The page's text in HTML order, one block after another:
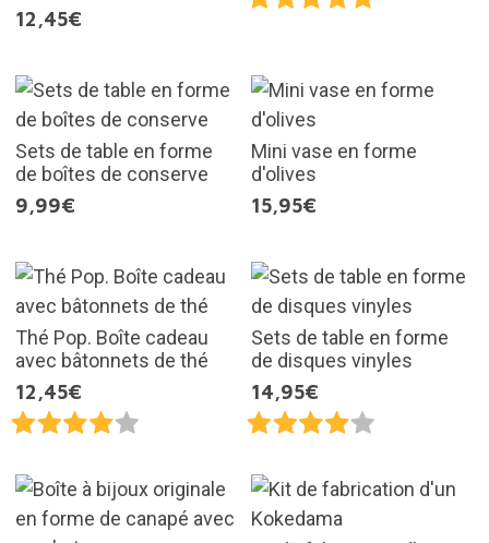
12,45€
Sets de table en forme
de boîtes de conserve
9,99€
Mini vase en forme
d'olives
15,95€
Thé Pop. Boîte cadeau
avec bâtonnets de thé
12,45€
Sets de table en forme
de disques vinyles
14,95€